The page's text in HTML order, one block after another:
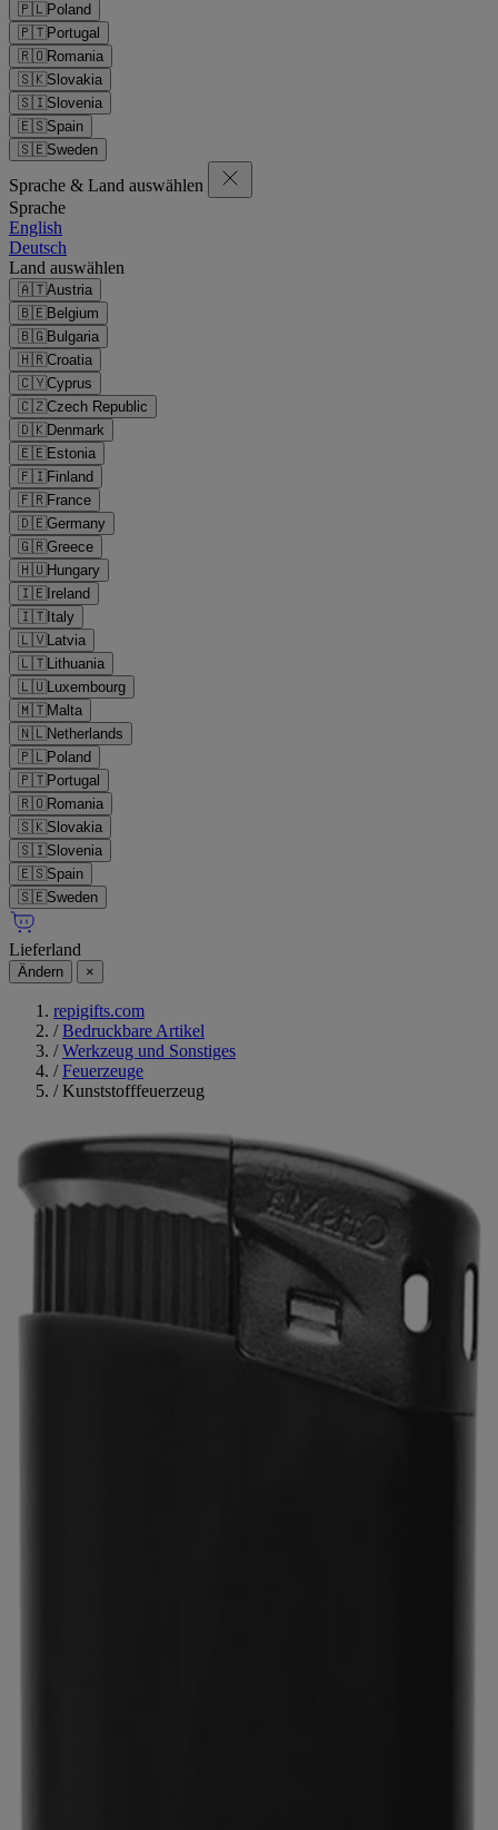
🇵🇱Poland
🇵🇹Portugal
🇷🇴Romania
🇸🇰Slovakia
🇸🇮Slovenia
🇪🇸Spain
🇸🇪Sweden
Sprache & Land auswählen
Sprache
English
Deutsch
Land auswählen
🇦🇹Austria
🇧🇪Belgium
🇧🇬Bulgaria
🇭🇷Croatia
🇨🇾Cyprus
🇨🇿Czech Republic
🇩🇰Denmark
🇪🇪Estonia
🇫🇮Finland
🇫🇷France
🇩🇪Germany
🇬🇷Greece
🇭🇺Hungary
🇮🇪Ireland
🇮🇹Italy
🇱🇻Latvia
🇱🇹Lithuania
🇱🇺Luxembourg
🇲🇹Malta
🇳🇱Netherlands
🇵🇱Poland
🇵🇹Portugal
🇷🇴Romania
🇸🇰Slovakia
🇸🇮Slovenia
🇪🇸Spain
🇸🇪Sweden
Lieferland
Ändern ×
repigifts.com
/ Bedruckbare Artikel
/ Werkzeug und Sonstiges
/ Feuerzeuge
/ Kunststofffeuerzeug